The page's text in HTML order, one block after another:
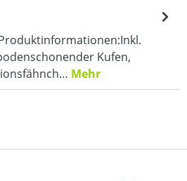
Kufen,
Mehr